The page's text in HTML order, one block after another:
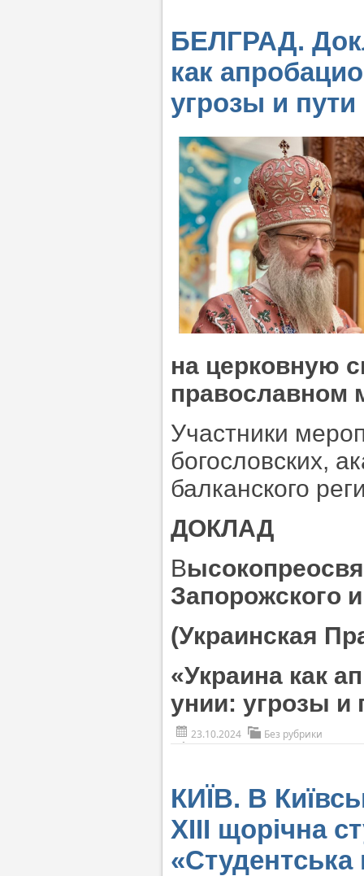
БЕЛГРАД.
как
угрозы и
на церковную
православном
Участники
богословских,
балканского
ДОКЛАД
В
Запорожского
(Украинская
«Украина как
унии: угрозы и
23.10.2024 Без рубрики
КИЇВ. В
ХІІІ щорічна
«Студентська